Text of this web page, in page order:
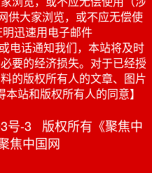
供大家浏览，或不应无偿使
迅速用电子邮件
电话通知我们，本站将及时
要的经济损失。对于已经授
的版权所有人的文章、图片
站和版权所有人的同意】
号-3 版权所有《聚焦中
焦中国网